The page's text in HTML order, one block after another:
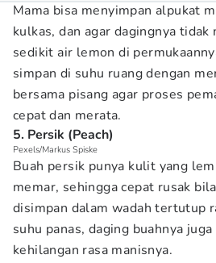
Mama bisa menyimpan alpukat
kulkas, dan agar dagingnya
sedikit air lemon di
simpan di suhu ruang dengan
bersama pisang agar proses
cepat dan merata.
5. Persik (Peach)
Pexels/Markus Spiske
Buah persik punya kulit yang
memar, sehingga cepat rusak
disimpan dalam wadah tertutup
suhu panas, daging buahnya
kehilangan rasa manisnya.